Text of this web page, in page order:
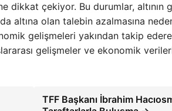
dikkat çekiyor. Bu durumlar, altının
altına olan talebin azalmasına
gelişmeleri yakından takip
gelişmeler ve ekonomik
TFF Başkanı İbrahim